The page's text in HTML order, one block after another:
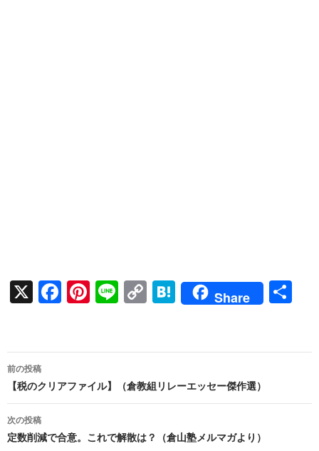
X
F
b
o
o
k
Pi
es
t
Li
C
y
Li
n
k
H
n
a
Share
投
稿
ナ
ビ
前の投稿
【税のクリアファイル】（倉教組リレーエッセー傑作選）
次の投稿
定数削減で合意。これで解散は？（倉山塾メルマガより）